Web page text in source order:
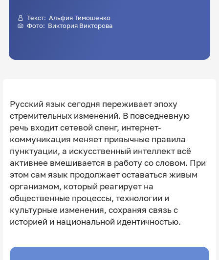
Текст: Альфия Тимошенко
Фото: Виктория Викторова
Русский язык сегодня переживает эпоху
стремительных изменений. В повседневную
речь входит сетевой сленг, интернет-
коммуникация меняет привычные правила
пунктуации, а искусственный интеллект всё
активнее вмешивается в работу со словом. При
этом сам язык продолжает оставаться живым
организмом, который реагирует на
общественные процессы, технологии и
культурные изменения, сохраняя связь с
историей и национальной идентичностью.